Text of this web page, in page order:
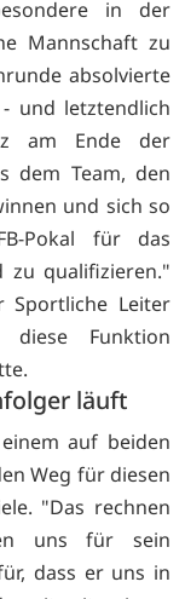
in der
Mannschaft zu
absolvierte
und letztendlich
am Ende der
dem Team, den
und sich so
Pokal für das
zu qualifizieren."
Sportliche Leiter
Funktion
läuft
auf beiden
Weg für diesen
"Das rechnen
uns für sein
dass er uns in